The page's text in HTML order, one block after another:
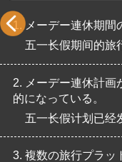
1. メーデー連休期間
五一长假期间的旅
2.
メーデー連休計
的になっている。
五一长假计划已经
3. 複数の旅行プラッ